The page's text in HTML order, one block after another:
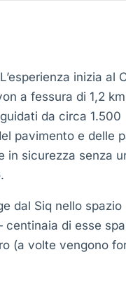
inizia al
a fessura di 1,2
da circa 1.500
pavimento e delle
in sicurezza senza
dal Siq nello spazio
centinaia di esse
(a volte vengono